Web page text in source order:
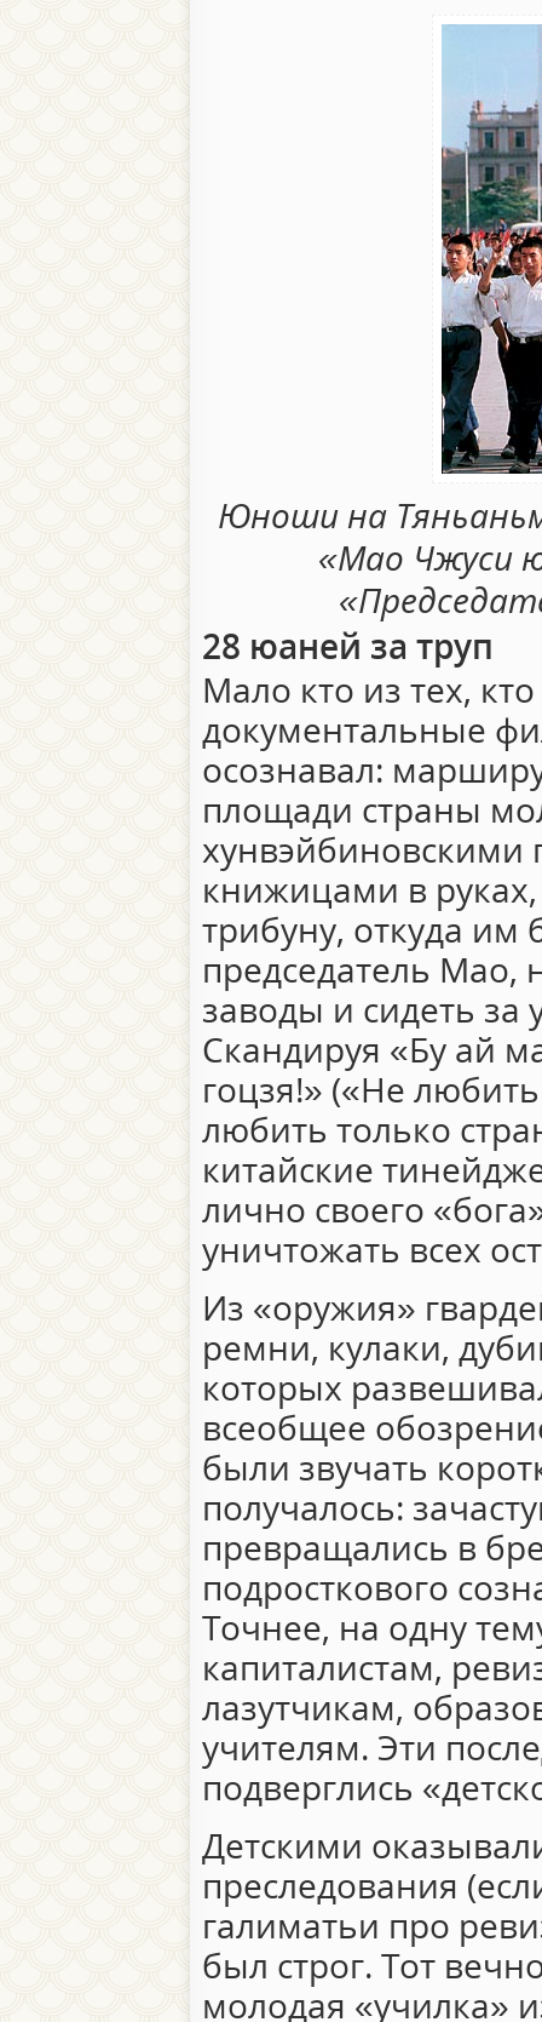
Юноши на
«Мао Чжуси
28 юаней за труп
Мало кто из тех,
документальные
осознавал:
площади страны
книжицами в
трибуну, откуда им
председатель Мао,
заводы и сидеть за
Скандируя «Бу ай
гоцзя!» («Не
любить только
китайские
лично своего
уничтожать всех
Из «оружия»
ремни, кулаки,
которых
всеобщее
были звучать
получалось:
превращались в
подросткового
Точнее, на одну
капиталистам,
лазутчикам,
учителям. Эти
подверглись
Детскими
преследования
галиматьи про
был строг. Тот
молодая «училка»